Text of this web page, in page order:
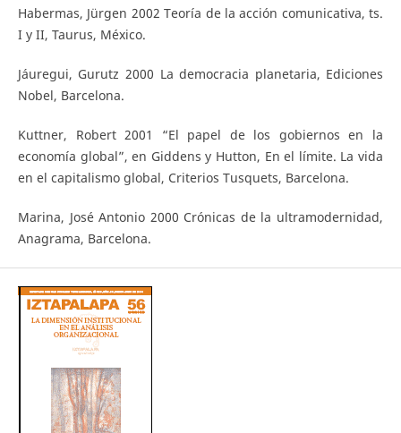
Habermas, Jürgen 2002 Teoría de la acción comunicativa, ts.
I y II, Taurus, México.
Jáuregui, Gurutz 2000 La democracia planetaria, Ediciones
Nobel, Barcelona.
Kuttner, Robert 2001 “El papel de los gobiernos en la
economía global”, en Giddens y Hutton, En el límite. La vida
en el capitalismo global, Criterios Tusquets, Barcelona.
Marina, José Antonio 2000 Crónicas de la ultramodernidad,
Anagrama, Barcelona.